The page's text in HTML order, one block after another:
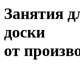
Занятия
доски
от